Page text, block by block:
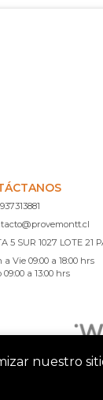
5 SUR 1027 LOTE 21
a Vie 09:00 a 18:00 hrs
09:00 a 13:00 hrs
nuestro